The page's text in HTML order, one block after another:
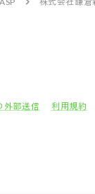
外部送信 利用規約